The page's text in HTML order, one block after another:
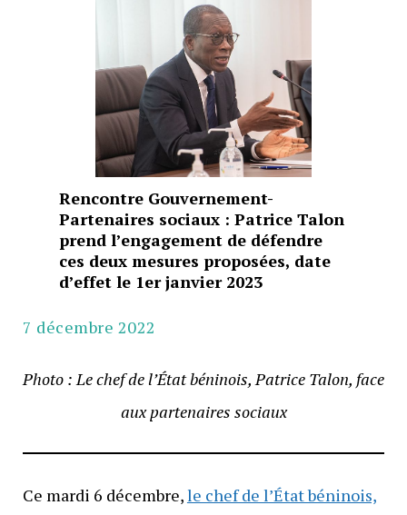
Rencontre Gouvernement-
Partenaires sociaux : Patrice Talon
prend l’engagement de défendre
ces deux mesures proposées, date
d’effet le 1er janvier 2023
7 décembre 2022
Photo : Le chef de l’État béninois, Patrice Talon, face
aux partenaires sociaux
Ce mardi 6 décembre,le chef de l’État béninois,